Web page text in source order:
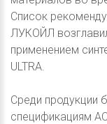
Список
ЛУКОЙЛ
применением
ULTRA.
Среди продукции
спецификациям